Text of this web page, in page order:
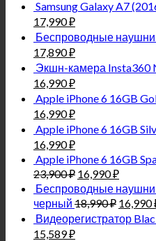
Samsung Galaxy A7
17,990₽
Беспроводные
17,890₽
Экшн-камера Insta360
16,990₽
Apple iPhone 6 16GB
16,990₽
Apple iPhone 6 16GB
16,990₽
Apple iPhone 6 16GB
23,900₽ 16,990₽
Беспроводные
черный 18,990₽ 16,990
Видеорегистратор
15,589₽